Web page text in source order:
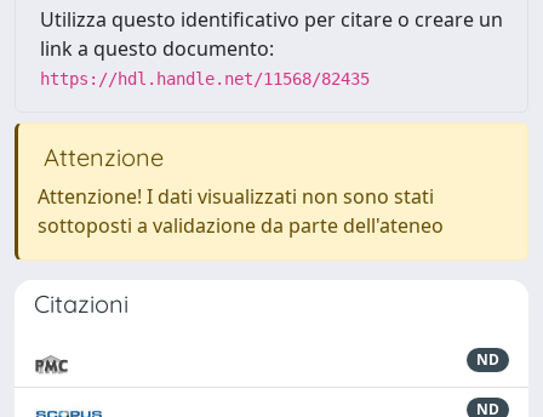
Utilizza questo identificativo per citare o creare un
link a questo documento:
https://hdl.handle.net/11568/82435
Attenzione
Attenzione! I dati visualizzati non sono stati
sottoposti a validazione da parte dell'ateneo
Citazioni
ND
ND